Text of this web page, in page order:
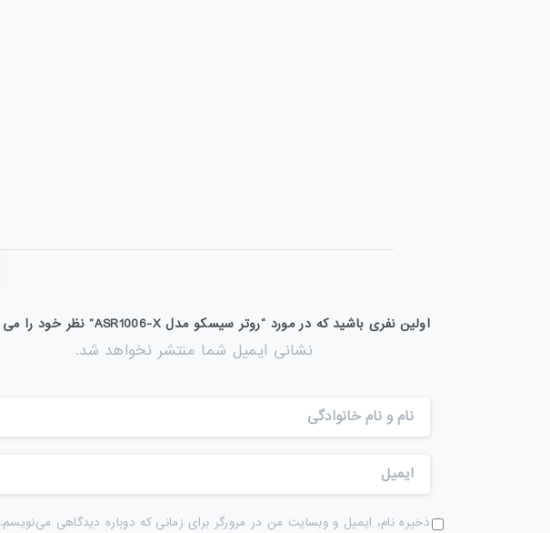
اولین نفری باشید که در مورد “روتر سیسکو مدل ASR1006-X” نظر خود را می نویسید
نشانی ایمیل شما منتشر نخواهد شد.
ذخیره نام، ایمیل و وبسایت من در مرورگر برای زمانی که دوباره دیدگاهی می‌نویسم.